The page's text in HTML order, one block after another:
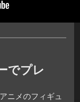
でプレ
ニメのフィギュ